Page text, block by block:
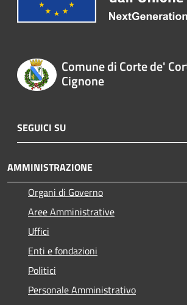
Comune di Corte de'
Cignone
SEGUICI SU
AMMINISTRAZIONE
Organi di Governo
Aree Amministrative
Uffici
Enti e fondazioni
Politici
Personale Amministrativo